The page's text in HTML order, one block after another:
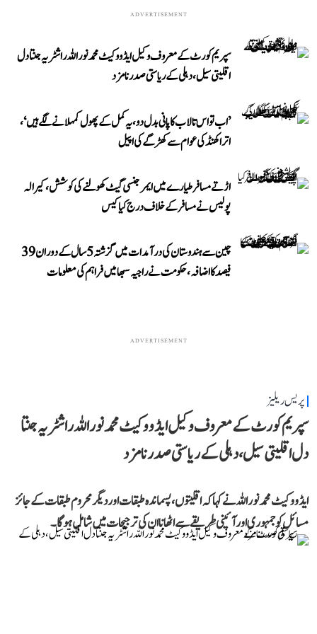
ADVERTISEMENT
سپریم کورٹ کے معروف وکیل ایڈووکیٹ محمد نور اللہ راشٹریہ جنتا دل
اقلیتی سیل، دہلی کے ریاستی صدر نامزد
’اب تو اس تالاب کا پانی بدل دو، یہ کمل کے پھول کمہلانے لگے ہیں‘،
اتراکھنڈ کی عوام سے کھڑگے کی اپیل
اڑتے مسافر طیارے میں ایمرجنسی گیٹ کھولنے کی کوشش، کیرالہ
پولیس نے مسافر کے خلاف درج کیا کیس
چین سے ہندوستان کی درآمدات میں گزشتہ 5 سال کے دوران 39
فیصد کا اضافہ، حکومت نے راجیہ سبھا میں فراہم کی معلومات
ADVERTISEMENT
پریس ریلیز
سپریم کورٹ کے معروف وکیل ایڈووکیٹ محمد نور اللہ راشٹریہ جنتا
دل اقلیتی سیل، دہلی کے ریاستی صدر نامزد
ایڈووکیٹ محمد نور اللہ نے کہا کہ اقلیتوں، پسماندہ طبقات اور دیگر محروم طبقات کے جائز
مسائل کو جمہوری اور آئینی طریقے سے اٹھانا ان کی ترجیحات میں شامل ہوگا۔